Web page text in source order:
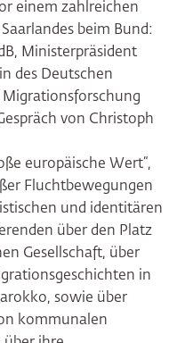
einem zahlreichen
beim Bund:
Ministerpräsident
des Deutschen
von Christoph
europäische Wert“,
Fluchtbewegungen
und identitären
über den Platz
Gesellschaft, über
in
sowie über
kommunalen